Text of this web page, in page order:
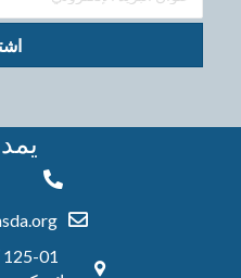
125-01 كوينز بوليفارد ،